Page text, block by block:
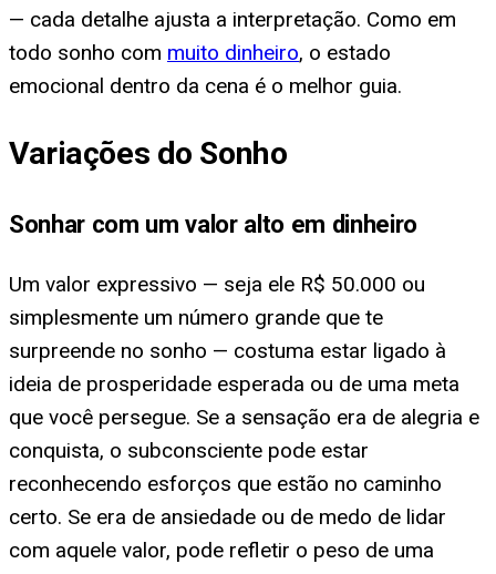
— cada detalhe ajusta a interpretação. Como em
todo sonho com muito dinheiro, o estado
emocional dentro da cena é o melhor guia.
Variações do Sonho
Sonhar com um valor alto em dinheiro
Um valor expressivo — seja ele R$ 50.000 ou
simplesmente um número grande que te
surpreende no sonho — costuma estar ligado à
ideia de prosperidade esperada ou de uma meta
que você persegue. Se a sensação era de alegria e
conquista, o subconsciente pode estar
reconhecendo esforços que estão no caminho
certo. Se era de ansiedade ou de medo de lidar
com aquele valor, pode refletir o peso de uma